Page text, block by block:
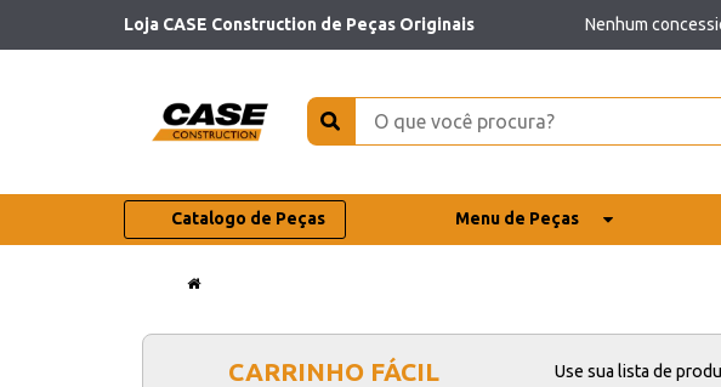
Loja CASE Construction de Peças Originais Nenhum
Catalogo de Peças Menu de Peças
CARRINHO FÁCIL Use sua lista de